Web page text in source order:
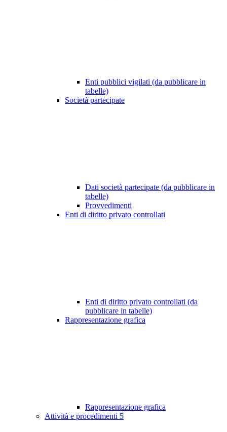
Enti pubblici vigilati (da pubblicare in
tabelle)
Società partecipate
Dati società partecipate (da pubblicare in
tabelle)
Provvedimenti
Enti di diritto privato controllati
Enti di diritto privato controllati (da
pubblicare in tabelle)
Rappresentazione grafica
Rappresentazione grafica
Attività e procedimenti 5